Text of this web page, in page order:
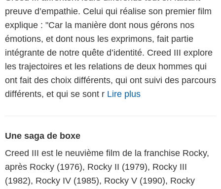
preuve d’empathie. Celui qui réalise son premier film
explique : "Car la manière dont nous gérons nos
émotions, et dont nous les exprimons, fait partie
intégrante de notre quête d’identité. Creed III explore
les trajectoires et les relations de deux hommes qui
ont fait des choix différents, qui ont suivi des parcours
différents, et qui se sont r Lire plus
Une saga de boxe
Creed III est le neuvième film de la franchise Rocky,
après Rocky (1976), Rocky II (1979), Rocky III
(1982), Rocky IV (1985), Rocky V (1990), Rocky